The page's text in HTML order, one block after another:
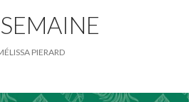
PIERARD